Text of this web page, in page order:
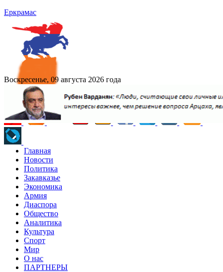
Еркрамас
Воскресенье, 09 августа 2026 года
Главная
Новости
Политика
Закавказье
Экономика
Армия
Диаспора
Общество
Аналитика
Культура
Спорт
Мир
О нас
ПАРТНЕРЫ